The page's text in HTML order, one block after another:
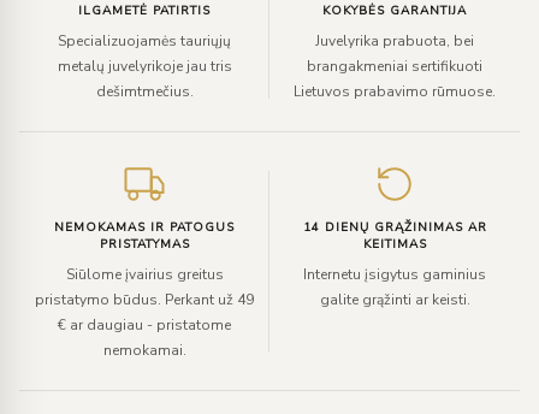
ILGAMETĖ PATIRTIS
Specializuojamės tauriųjų
metalų juvelyrikoje jau tris
dešimtmečius.
KOKYBĖS GARANTIJA
Juvelyrika prabuota, bei
brangakmeniai sertifikuoti
Lietuvos prabavimo rūmuose.
NEMOKAMAS IR PATOGUS
PRISTATYMAS
Siūlome įvairius greitus
pristatymo būdus. Perkant už 49
€ ar daugiau - pristatome
nemokamai.
14 DIENŲ GRĄŽINIMAS AR
KEITIMAS
Internetu įsigytus gaminius
galite grąžinti ar keisti.